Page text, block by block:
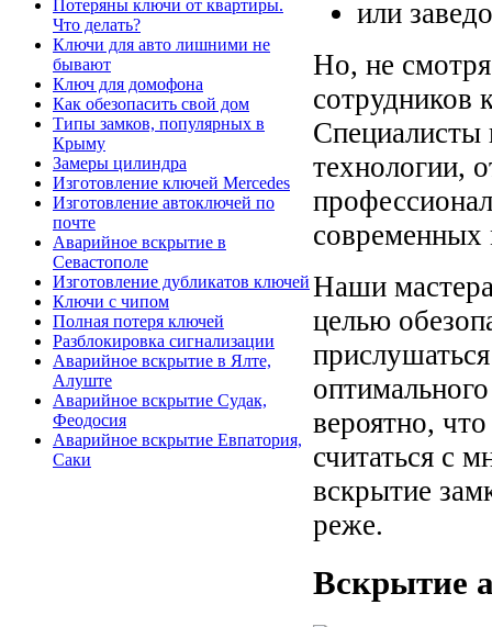
Потеряны ключи от квартиры.
Что делать?
Ключи для авто лишними не
бывают
Ключ для домофона
Как обезопасить свой дом
Типы замков, популярных в
Крыму
Замеры цилиндра
Изготовление ключей Mercedes
Изготовление автоключей по
почте
Аварийное вскрытие в
Севастополе
Изготовление дубликатов ключей
Ключи с чипом
Полная потеря ключей
Разблокировка сигнализации
Аварийное вскрытие в Ялте,
Алуште
Аварийное вскрытие Судак,
Феодосия
Аварийное вскрытие Евпатория,
Саки
или
Но, не
сотрудников
Специалисты
технологии,
Наши
целью
вероятно,
считаться с
вскрытие
реже.
Вскрытие